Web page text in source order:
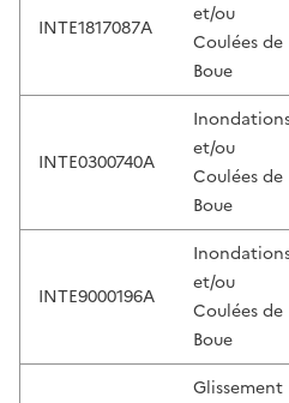
INTE1817087A
et/ou
Coulées de
Boue
INTE0300740A
et/ou
Coulées de
Boue
INTE9000196A
et/ou
Coulées de
Boue
Glissement